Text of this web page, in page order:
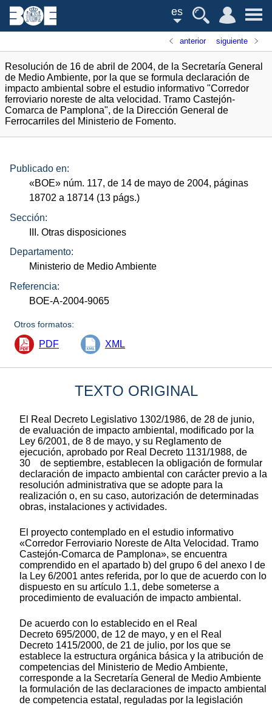
es
anterior siguiente
Resolución de 16 de abril de 2004, de la Secretaría General
de Medio Ambiente, por la que se formula declaración de
impacto ambiental sobre el estudio informativo "Corredor
ferroviario noreste de alta velocidad. Tramo Castejón-
Comarca de Pamplona", de la Dirección General de
Ferrocarriles del Ministerio de Fomento.
Publicado en:
«BOE» núm. 117, de 14 de mayo de 2004, páginas
18702 a 18714 (13 págs.)
Sección:
III. Otras disposiciones
Departamento:
Ministerio de Medio Ambiente
Referencia:
BOE-A-2004-9065
Otros formatos:
PDF XML
TEXTO ORIGINAL
El Real Decreto Legislativo 1302/1986, de 28 de junio,
de evaluación de impacto ambiental, modificado por la
Ley 6/2001, de 8 de mayo, y su Reglamento de
ejecución, aprobado por Real Decreto 1131/1988, de
30 de septiembre, establecen la obligación de formular
declaración de impacto ambiental con carácter previo a la
resolución administrativa que se adopte para la
realización o, en su caso, autorización de determinadas
obras, instalaciones y actividades.
El proyecto contemplado en el estudio informativo
«Corredor Ferroviario Noreste de Alta Velocidad. Tramo
Castejón-Comarca de Pamplona», se encuentra
comprendido en el apartado b) del grupo 6 del anexo I de
la Ley 6/2001 antes referida, por lo que de acuerdo con lo
dispuesto en su artículo 1.1, debe someterse a
procedimiento de evaluación de impacto ambiental.
De acuerdo con lo establecido en el Real
Decreto 695/2000, de 12 de mayo, y en el Real
Decreto 1415/2000, de 21 de julio, por los que se
establece la estructura orgánica básica y la atribución de
competencias del Ministerio de Medio Ambiente,
corresponde a la Secretaría General de Medio Ambiente
la formulación de las declaraciones de impacto ambiental
de competencia estatal, reguladas por la legislación